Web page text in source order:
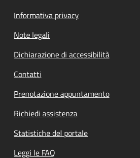
Informativa privacy
Note legali
Dichiarazione di accessibilità
Contatti
Prenotazione appuntamento
Richiedi assistenza
Statistiche del portale
Leggi le FAQ